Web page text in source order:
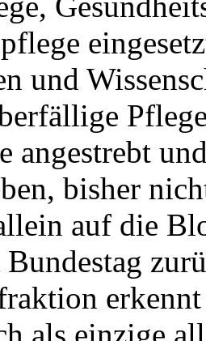
und
angestrebt
bisher
auf die
als einzige